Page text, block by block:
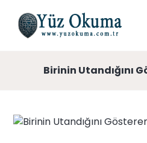
Birinin Utandığını